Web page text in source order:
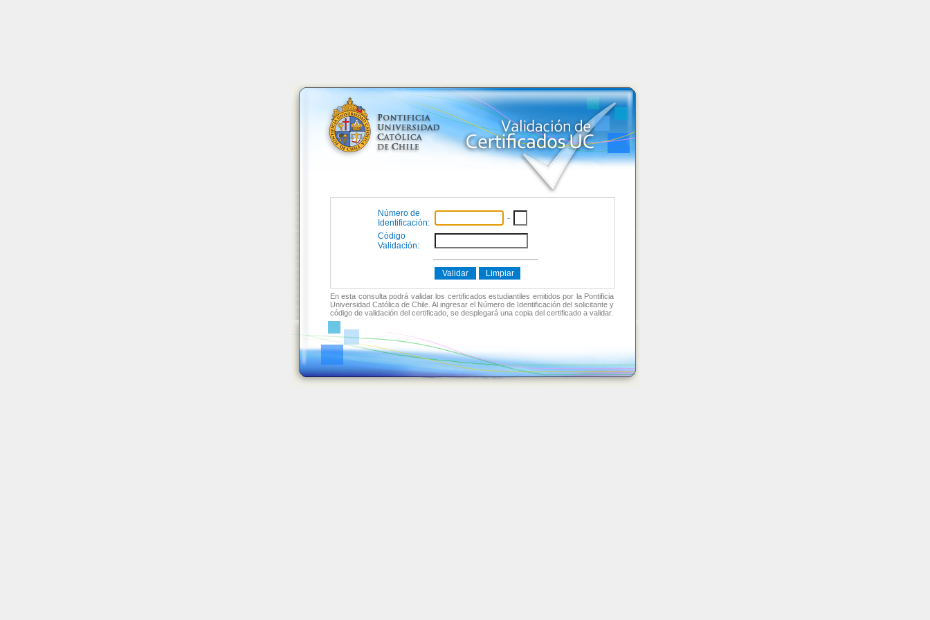
Número de
Identificación:
-
Código
Validación:
En esta consulta podrá validar los certificados estudiantiles emitidos por la Pontificia
Universidad Católica de Chile. Al ingresar el Número de Identificación del solicitante y
código de validación del certificado, se desplegará una copia del certificado a validar.